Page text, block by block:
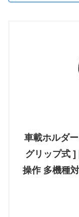
車載ホルダ
グリップ式
操作 多機種